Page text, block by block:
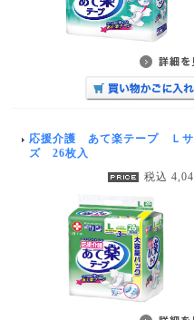
応援介護 あて楽テープ Ｌ
ズ 26枚入
税込